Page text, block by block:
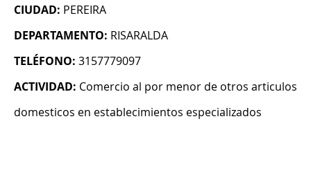
CIUDAD: PEREIRA
DEPARTAMENTO: RISARALDA
TELÉFONO: 3157779097
ACTIVIDAD: Comercio al por menor de otros articulos
domesticos en establecimientos especializados